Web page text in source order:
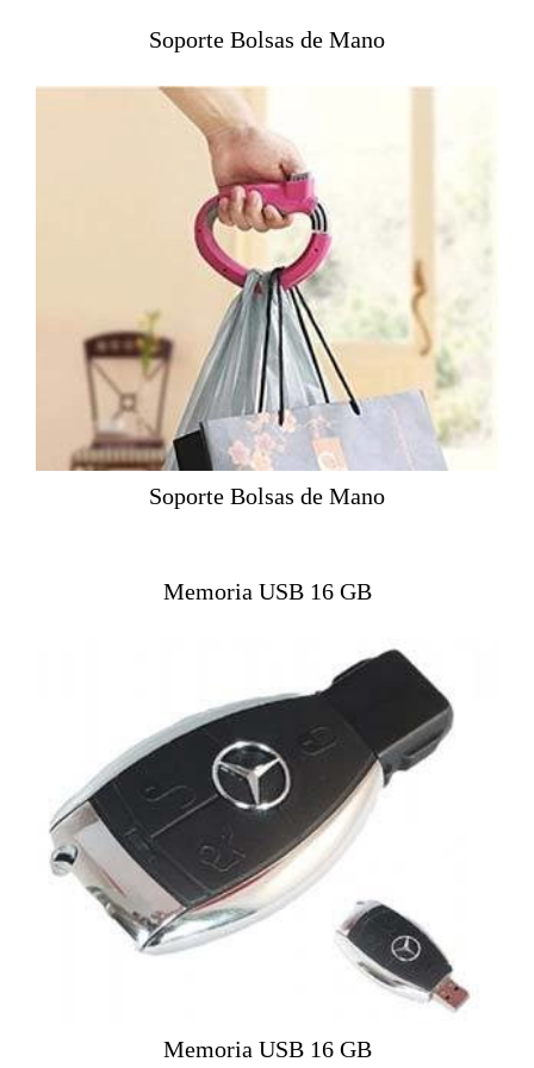
Soporte Bolsas de Mano
Soporte Bolsas de Mano
Memoria USB 16 GB
Memoria USB 16 GB